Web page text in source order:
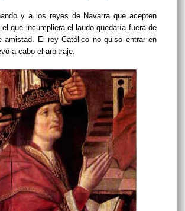
y a los reyes de Navarra que acepten
que incumpliera el laudo quedaría fuera de
amistad. El rey Católico no quiso entrar en
a cabo el arbitraje.